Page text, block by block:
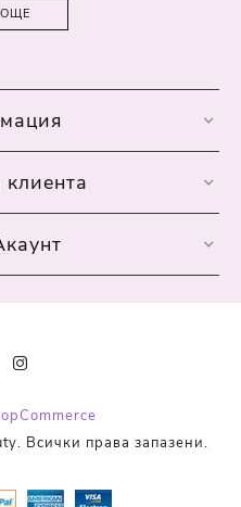
Всички права запазени.